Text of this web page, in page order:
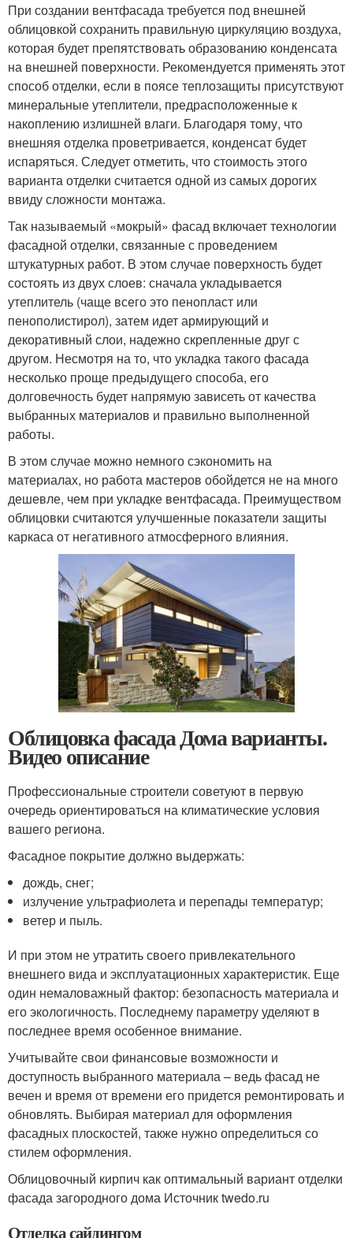
При создании вентфасада требуется под внешней
облицовкой сохранить правильную циркуляцию воздуха,
которая будет препятствовать образованию конденсата
на внешней поверхности. Рекомендуется применять этот
способ отделки, если в поясе теплозащиты присутствуют
минеральные утеплители, предрасположенные к
накоплению излишней влаги. Благодаря тому, что
внешняя отделка проветривается, конденсат будет
испаряться. Следует отметить, что стоимость этого
варианта отделки считается одной из самых дорогих
ввиду сложности монтажа.
Так называемый «мокрый» фасад включает технологии
фасадной отделки, связанные с проведением
штукатурных работ. В этом случае поверхность будет
состоять из двух слоев: сначала укладывается
утеплитель (чаще всего это пенопласт или
пенополистирол), затем идет армирующий и
декоративный слои, надежно скрепленные друг с
другом. Несмотря на то, что укладка такого фасада
несколько проще предыдущего способа, его
долговечность будет напрямую зависеть от качества
выбранных материалов и правильно выполненной
работы.
В этом случае можно немного сэкономить на
материалах, но работа мастеров обойдется не на много
дешевле, чем при укладке вентфасада. Преимуществом
облицовки считаются улучшенные показатели защиты
каркаса от негативного атмосферного влияния.
Облицовка фасада Дома варианты.
Видео описание
Профессиональные строители советуют в первую
очередь ориентироваться на климатические условия
вашего региона.
Фасадное покрытие должно выдержать:
дождь, снег;
излучение ультрафиолета и перепады температур;
ветер и пыль.
И при этом не утратить своего привлекательного
внешнего вида и эксплуатационных характеристик. Еще
один немаловажный фактор: безопасность материала и
его экологичность. Последнему параметру уделяют в
последнее время особенное внимание.
Учитывайте свои финансовые возможности и
доступность выбранного материала – ведь фасад не
вечен и время от времени его придется ремонтировать и
обновлять. Выбирая материал для оформления
фасадных плоскостей, также нужно определиться со
стилем оформления.
Облицовочный кирпич как оптимальный вариант отделки
фасада загородного дома Источник twedo.ru
Отделка сайдингом